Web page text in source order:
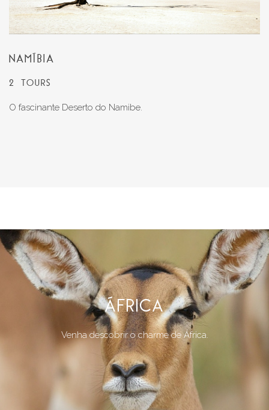
NAMÍBIA
2 TOURS
O fascinante Deserto do Namibe.
ÁFRICA
Venha descobrir o charme de África.